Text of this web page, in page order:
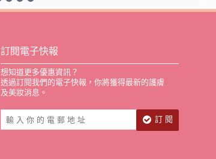
訂閱電子快報
想知道更多優惠資訊？
透過訂閱我們的電子快報，你將獲得最新的護膚
及美妝消息。
訂 閱